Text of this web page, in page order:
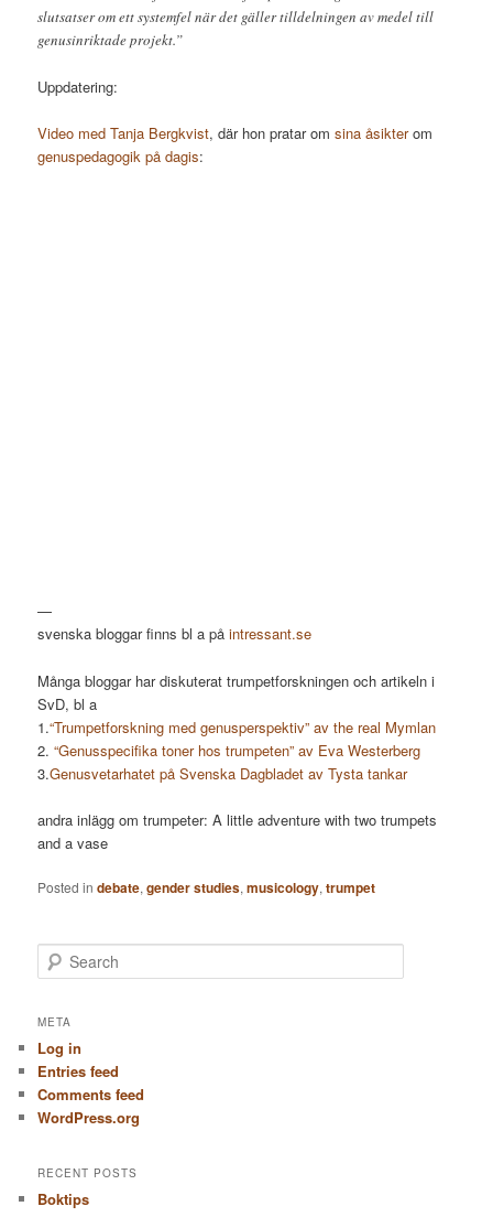
slutsatser om ett systemfel när det gäller tilldelningen av medel till
genusinriktade projekt.”
Uppdatering:
Video med Tanja Bergkvist, där hon pratar omsina åsikterom
genuspedagogik på dagis:
—
svenska bloggar finns bl a påintressant.se
Många bloggar har diskuterat trumpetforskningen och artikeln i
SvD, bl a
1.“Trumpetforskning med genusperspektiv” av the real Mymlan
2.“Genusspecifika toner hos trumpeten” av Eva Westerberg
3.Genusvetarhatet på Svenska Dagbladet av Tysta tankar
andra inlägg om trumpeter: A little adventure with two trumpets
and a vase
Posted in debate,gender studies,musicology,trumpet
e
r
h
META
Log in
Entries feed
Comments feed
WordPress.org
RECENT POSTS
Boktips